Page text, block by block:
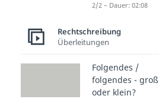
2/2 – Dauer: 02:08
Rechtschreibung
Überleitungen
Folgendes /
folgendes - groß
oder klein?